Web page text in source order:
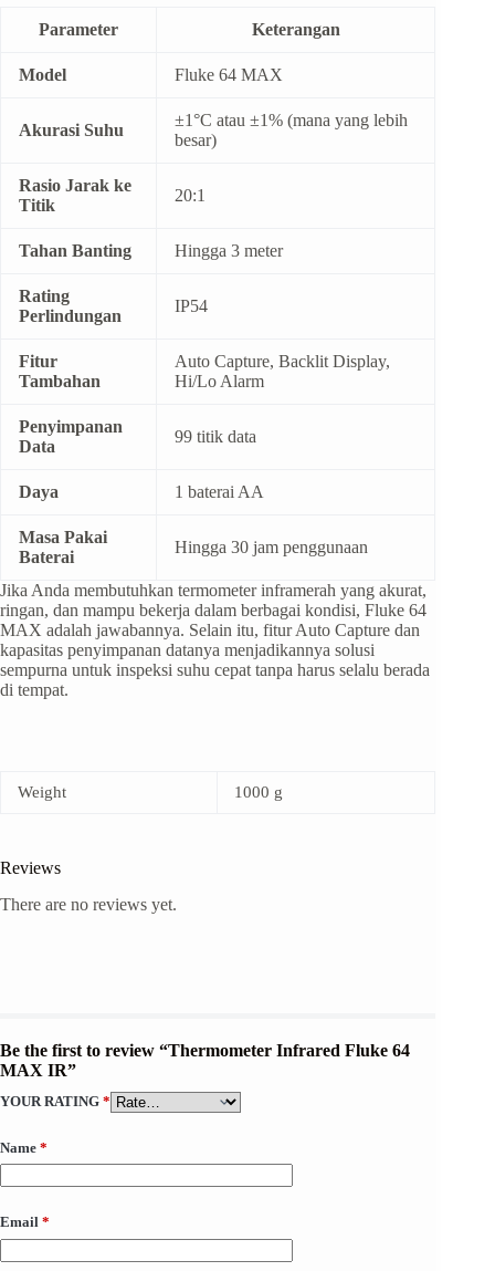
Parameter Keterangan
Model Fluke 64 MAX
Akurasi Suhu
±1°C atau ±1% (mana yang lebih
besar)
Rasio Jarak ke
Titik
20:1
Tahan Banting Hingga 3 meter
Rating
Perlindungan
IP54
Fitur
Tambahan
Auto Capture, Backlit Display,
Hi/Lo Alarm
Penyimpanan
Data
99 titik data
Daya 1 baterai AA
Masa Pakai
Baterai
Hingga 30 jam penggunaan
Jika Anda membutuhkan termometer inframerah yang akurat,
ringan, dan mampu bekerja dalam berbagai kondisi, Fluke 64
MAX adalah jawabannya. Selain itu, fitur Auto Capture dan
kapasitas penyimpanan datanya menjadikannya solusi
sempurna untuk inspeksi suhu cepat tanpa harus selalu berada
di tempat.
Weight 1000 g
Reviews
There are no reviews yet.
Be the first to review “Thermometer Infrared Fluke 64
MAX IR”
YOUR RATING *
Name *
Email *